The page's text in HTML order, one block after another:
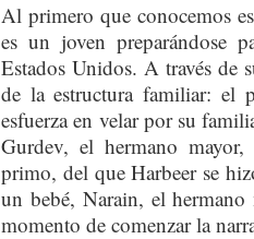
Al primero que conocemos
es un joven preparándose
Estados Unidos. A través de
de la estructura familiar: el
esfuerza en velar por su
Gurdev, el hermano
primo, del que Harbeer se
un bebé, Narain, el
momento de comenzar la